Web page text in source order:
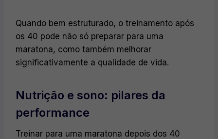
Quando bem estruturado, o treinamento após
os 40 pode não só preparar para uma
maratona, como também melhorar
significativamente a qualidade de vida.
Nutrição e sono: pilares da
performance
Treinar para uma maratona depois dos 40